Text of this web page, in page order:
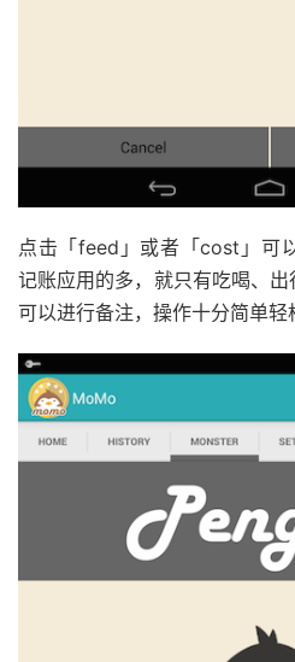
点击「feed」或者「cost」可
记账应用的多，就只有吃喝、
可以进行备注，操作十分简单轻